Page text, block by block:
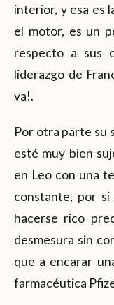
interior, y esa es
el motor, es un
respecto a sus
liderazgo de
va!.
Por otra parte su
esté muy bien
en Leo con una
constante, por
hacerse rico
desmesura sin
que a encarar
farmacéutica